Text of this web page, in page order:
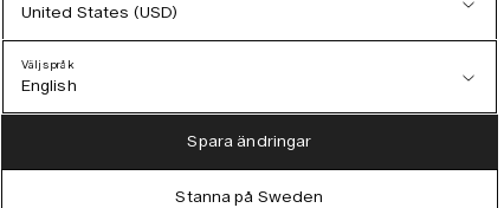
United States (USD)
Austria (EUR)
Välj språk
English
Spara ändringar
Stanna på Sweden